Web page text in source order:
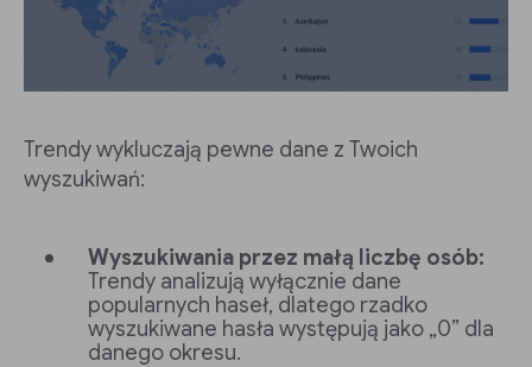
Trendy wykluczają pewne dane z Twoich
wyszukiwań:
Wyszukiwania przez małą liczbę osób:
Trendy analizują wyłącznie dane
popularnych haseł, dlatego rzadko
wyszukiwane hasła występują jako „0” dla
danego okresu.